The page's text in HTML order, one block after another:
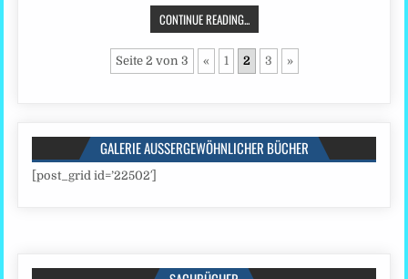
CONTINUE READING...
Seite 2 von 3 « 1 2 3 »
GALERIE AUSSERGEWÖHNLICHER BÜCHER
[post_grid id=’22502′]